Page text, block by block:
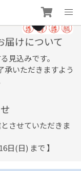
届けについて
見込みです。
承いただきますよう
させていただきま
日(日) まで 】